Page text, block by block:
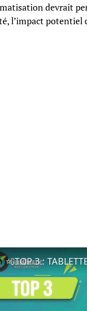
devrait
l’impact potentiel
⭐️ TOP 3 :